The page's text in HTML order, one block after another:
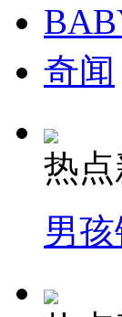
司机酒驾遇
奇闻
热点
男